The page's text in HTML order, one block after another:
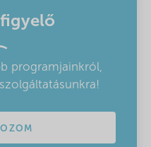
programjainkról,